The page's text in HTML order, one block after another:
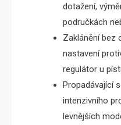
dotažení,
područkách
Zaklánění bez
nastavení
regulátor u
Propadávající
intenzivního
levnějších